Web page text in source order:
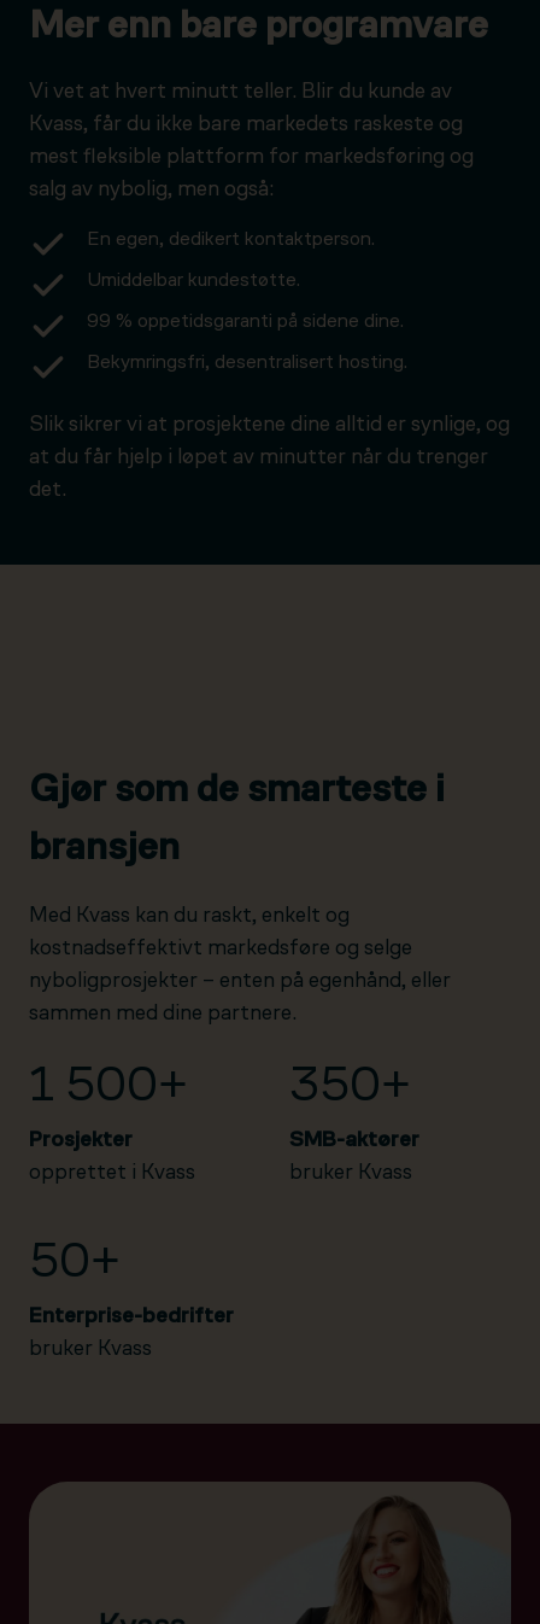
Mer enn bare programvare
Vi vet at hvert minutt teller. Blir du kunde av
Kvass, får du ikke bare markedets raskeste og
mest fleksible plattform for markedsføring og
salg av nybolig, men også:
En egen, dedikert kontaktperson.
Umiddelbar kundestøtte.
99 % oppetidsgaranti på sidene dine.
Bekymringsfri, desentralisert hosting.
Slik sikrer vi at prosjektene dine alltid er synlige, og
at du får hjelp i løpet av minutter når du trenger
det.
Gjør som de smarteste i
bransjen
Med Kvass kan du raskt, enkelt og
kostnadseffektivt markedsføre og selge
nyboligprosjekter – enten på egenhånd, eller
sammen med dine partnere.
1 500+
Prosjekter
opprettet i Kvass
350+
SMB-aktører
bruker Kvass
50+
Enterprise-bedrifter
bruker Kvass